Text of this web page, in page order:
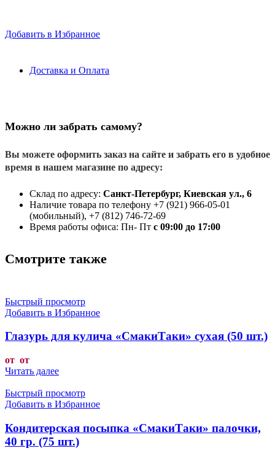
Добавить в Избранное
Доставка и Оплата
Можно ли забрать самому?
Вы можете оформить заказ на сайте и забрать его в удобное
время в нашем магазине по адресу:
Склад по адресу: Санкт-Петербург, Киевская ул., 6
Наличие товара по телефону +7 (921) 966-05-01
(мобильный), +7 (812) 746-72-69
Время работы офиса: Пн- Пт с 09:00 до 17:00
Смотрите также
Быстрый просмотр
Добавить в Избранное
Глазурь для кулича «СмакиТаки» сухая (50 шт.)
от от
Читать далее
Быстрый просмотр
Добавить в Избранное
Кондитерская посыпка «СмакиТаки» палочки,
40 гр. (75 шт.)